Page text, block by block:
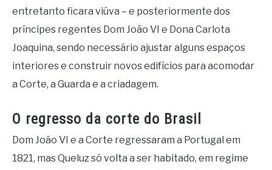
entretanto ficara viúva – e posteriormente dos
príncipes regentes Dom João VI e Dona Carlota
Joaquina, sendo necessário ajustar alguns espaços
interiores e construir novos edifícios para acomodar
a Corte, a Guarda e a criadagem.
O regresso da corte do Brasil
Dom João VI e a Corte regressaram a Portugal em
1821, mas Queluz só volta a ser habitado, em regime